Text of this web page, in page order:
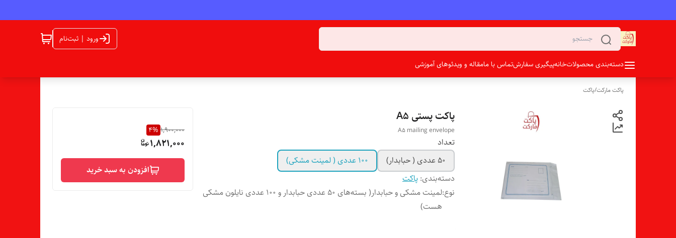
ورود | ثبت‌نام
دسته‌بندی محصولاتخانهپیگیری سفارشتماس با مامقاله و ویدئوهای آموزشی
پاکت مارکت/پاکت
پاکت پستی A5
A5 mailing envelope
تعداد
۵۰ عددی ( حبابدار)
۱۰۰ عددی ( لمینت مشکی)
دسته‌بندی: پاکت
نوع:
لمینت مشکی و حبابدار( بسته‌های ۵۰ عددی حبابدار و ۱۰۰ عددی نایلون مشکی
هست)
1,900,000
4%
1,821,000
افزودن به سبد خرید